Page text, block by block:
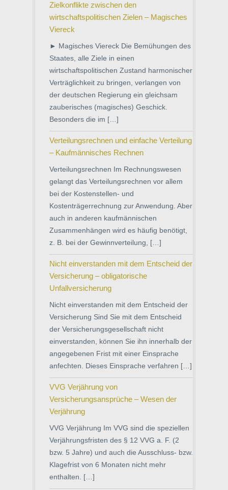
Zielkonflikte zwischen den
wirtschaftspolitischen Zielen – Magisches
Viereck
► Magisches Viereck Die Bemühungen des
Staates, alle Ziele in einen
wirtschaftspolitischen Zustand harmonischer
Verträglichkeit zu bringen, verlangen von
der deutschen Regierung ein gleichsam
zauberisches (magisches) Geschick.
Besonders die im […]
Verteilungsrechnen und einfache Verteilung
– Kaufmännisches Rechnen
Verteilungsrechnen Im Rechnungswesen
gelangt das Verteilungsrechnen vor allem
bei der Kostenstellen- und
Kostenträgerrechnung zur Anwendung. Aber
auch in anderen kaufmännischen
Zusammenhängen wird es häufig benötigt,
z. B. bei der Gewinnverteilung, […]
Nicht einverstanden mit dem Entscheid der
Versicherung – obligatorische
Unfallversicherung
Nicht einverstanden mit dem Entscheid der
Versicherung Sind Sie mit dem Entscheid
der Versicherungsgesellschaft nicht
einverstanden, können Sie ihn innerhalb der
angegebenen Frist mit einer Einsprache
anfechten. Dieses Einsprache verfahren […]
VVG Verjährung von
Versicherungsansprüche – Wesen der
Verjährung
VVG Verjährung Im VVG sind die speziellen
Verjährungsfristen des § 12 VVG a. F. (2
bzw. 5 Jahre) und auch die Ausschluss- bzw.
Klagefrist von 6 Monaten nicht mehr
enthalten. […]